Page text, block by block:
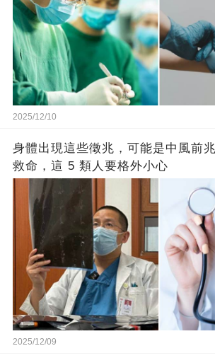
2025/12/10
身體出現這些徵兆，可能是中風前
救命，這 5 類人要格外小心
2025/12/09